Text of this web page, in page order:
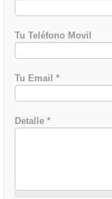
Tu Teléfono Movil
Tu Email *
Detalle *